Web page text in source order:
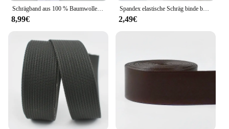
8,99€
Spandex elastische Schräg binde bänder Band Patchwork Quilten Gurtband Trim Tape Saum Ärmel Schneiderei Näh kante
2,49€